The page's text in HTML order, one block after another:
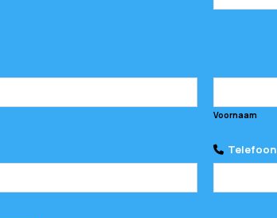
Voornaam
Telefoon